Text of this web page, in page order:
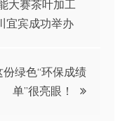
大赛茶叶加工
宜宾成功举办
绿色“环保成绩
单”很亮眼！